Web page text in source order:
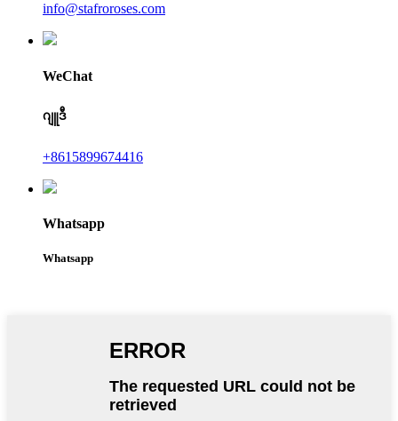
info@stafroroses.com
WeChat
ဂျူဒီ
+8615899674416
Whatsapp
Whatsapp